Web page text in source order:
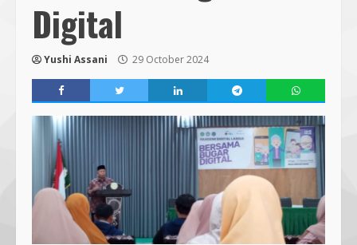
Digital
Yushi Assani 29 October 2024